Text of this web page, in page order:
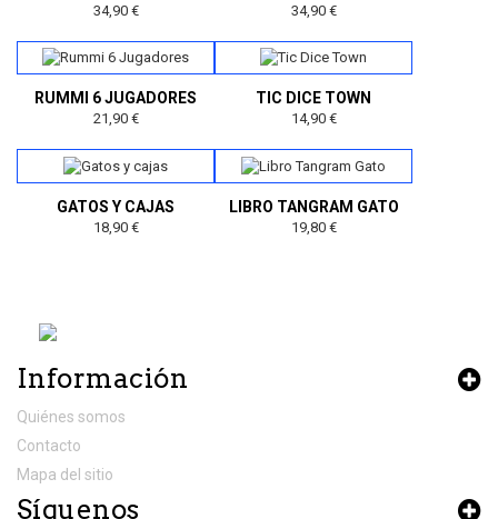
34,90 € 34,90 €
RUMMI 6 JUGADORES
21,90 €
TIC DICE TOWN
14,90 €
GATOS Y CAJAS
18,90 €
LIBRO TANGRAM GATO
19,80 €
Información
Quiénes somos
Contacto
Mapa del sitio
Síguenos